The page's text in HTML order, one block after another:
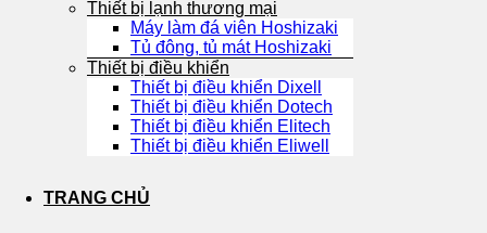
Thiết bị lạnh thương mại
Máy làm đá viên Hoshizaki
Tủ đông, tủ mát Hoshizaki
Thiết bị điều khiển
Thiết bị điều khiển Dixell
Thiết bị điều khiển Dotech
Thiết bị điều khiển Elitech
Thiết bị điều khiển Eliwell
TRANG CHỦ